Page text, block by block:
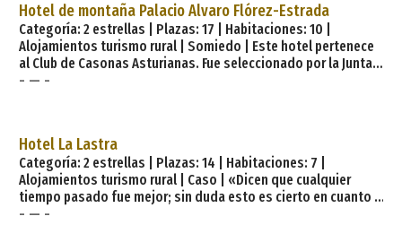
dispone de 16 amplias habitaciones distribuidas en dobles,
individuales y suites. Todas las habitaciones están
magníficamente dec
Hotel de montaña Palacio Alvaro Flórez-Estrada
Categoría: 2 estrellas | Plazas: 17 | Habitaciones: 10 |
Alojamientos turismo rural | Somiedo | Este hotel pertenece
al Club de Casonas Asturianas. Fue seleccionado por la Junta
General del Principado de Asturias para representar a esta
en 2010. Álvaro Flórez-Estrada: «A Francia fue un caballero,. de
los Flóre
- — -
Hotel La Lastra
Categoría: 2 estrellas | Plazas: 14 | Habitaciones: 7 |
Alojamientos turismo rural | Caso | «Dicen que cualquier
tiempo pasado fue mejor; sin duda esto es cierto en cuanto a
paz y sosiego.». Relájese y disfrute de la calma. Unos días en
- — -